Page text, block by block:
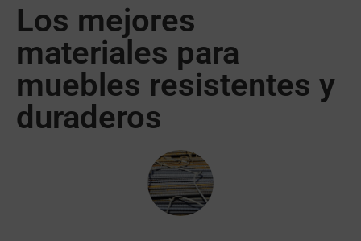
Los mejores
materiales para
muebles resistentes y
duraderos